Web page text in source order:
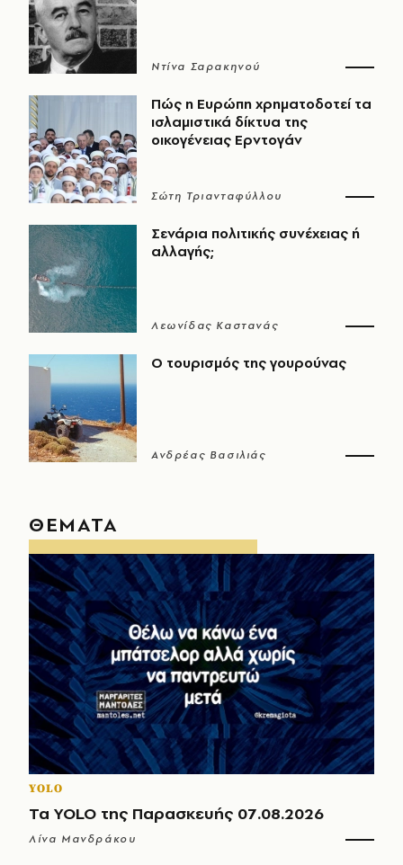
Ντίνα Σαρακηνού
Πώς η Ευρώπη χρηματοδοτεί τα
ισλαμιστικά δίκτυα της
οικογένειας Ερντογάν
Σώτη Τριανταφύλλου
Σενάρια πολιτικής συνέχειας ή
αλλαγής;
Λεωνίδας Καστανάς
Ο τουρισμός της γουρούνας
Ανδρέας Βασιλιάς
ΘΕΜΑΤΑ
YOLO
Τα YOLO της Παρασκευής 07.08.2026
Λίνα Μανδράκου